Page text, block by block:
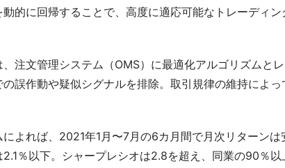
動的に回帰することで、高度に適応可能なトレーディ
、注文管理システム（OMS）に最適化アルゴリズムと
の誤作動や疑似シグナルを排除。取引規律の維持によ
によれば、2021年1月〜7月の6カ月間で月次リターン
2.1％以下。シャープレシオは2.8を超え、同業の90％